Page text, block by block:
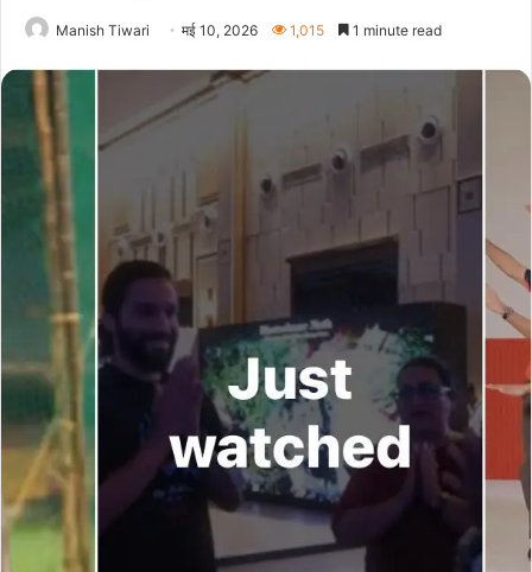
Manish Tiwari मई 10, 2026 1,015 1 minute read